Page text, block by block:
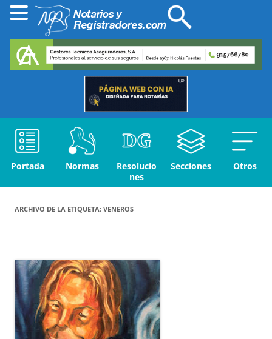
Portada Normas
Resolucio
nes
Secciones Otros
ARCHIVO DE LA ETIQUETA: VENEROS